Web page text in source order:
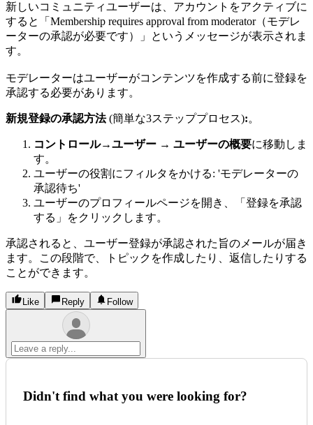
新しいコミュニティユーザーは、アカウントをアクティブに
すると「Membership requires approval from moderator（モデレ
ーターの承認が必要です）」というメッセージが表示されま
す。
モデレーターはユーザーがコンテンツを作成する前に登録を
承認する必要があります。
新規登録の承認方法(簡単な3ステッププロセス):。
コントロール→ユーザー → ユーザーの概要に移動しま
す。
ユーザーの役割にフィルタをかける: 'モデレーターの
承認待ち'
ユーザーのプロフィールページを開き、「登録を承認
する」をクリックします。
承認されると、ユーザー登録が承認された旨のメールが届き
ます。この段階で、トピックを作成したり、返信したりする
ことができます。
Like Reply Follow
Didn't find what you were looking for?